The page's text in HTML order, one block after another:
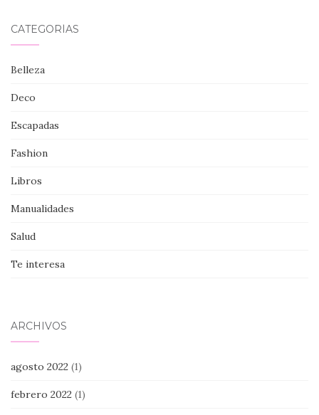
CATEGORÍAS
Belleza
Deco
Escapadas
Fashion
Libros
Manualidades
Salud
Te interesa
ARCHIVOS
agosto 2022 (1)
febrero 2022 (1)